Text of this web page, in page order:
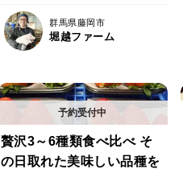
群馬県藤岡市
堀越ファーム
贅沢3～6種類食べ比べ そ
の日取れた美味しい品種を